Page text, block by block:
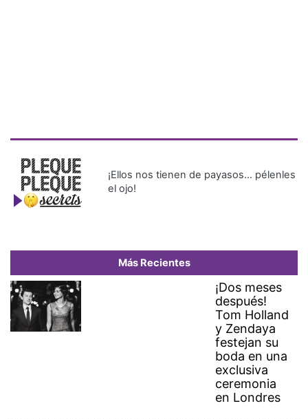
¡Ellos nos tienen de payasos… pélenles
el ojo!
Más Recientes
¡Dos meses
después!
Tom Holland
y Zendaya
festejan su
boda en una
exclusiva
ceremonia
en Londres